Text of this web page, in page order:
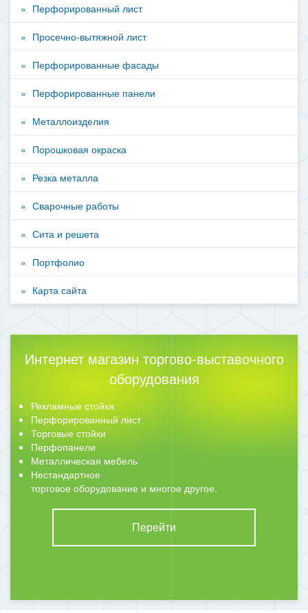
Перфорированный лист
Просечно-вытяжной лист
Перфорированные фасады
Перфорированные панели
Металлоизделия
Порошковая окраска
Резка металла
Сварочные работы
Сита и решета
Портфолио
Карта сайта
Интернет магазин торгово-выставочного
оборудования
Рекламные стойки
Перфорированный лист
Торговые стойки
Перфопанели
Металлическая мебель
Нестандартное
торговое оборудование и многое другое.
Перейти